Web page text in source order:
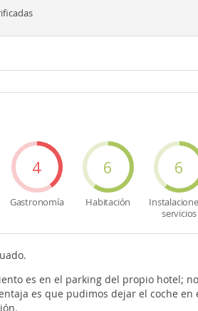
4
Gastronomía
6
Habitación
6
servicios
es en el parking del propio hotel;
es que pudimos dejar el coche